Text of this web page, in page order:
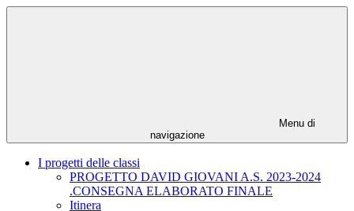
Menu di
navigazione
I progetti delle classi
PROGETTO DAVID GIOVANI A.S. 2023-2024
.CONSEGNA ELABORATO FINALE
Itinera